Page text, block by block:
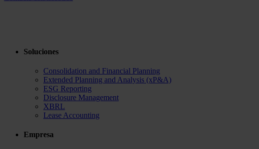
Soluciones
Consolidation and Financial Planning
Extended Planning and Analysis (xP&A)
ESG Reporting
Disclosure Management
XBRL
Lease Accounting
Empresa